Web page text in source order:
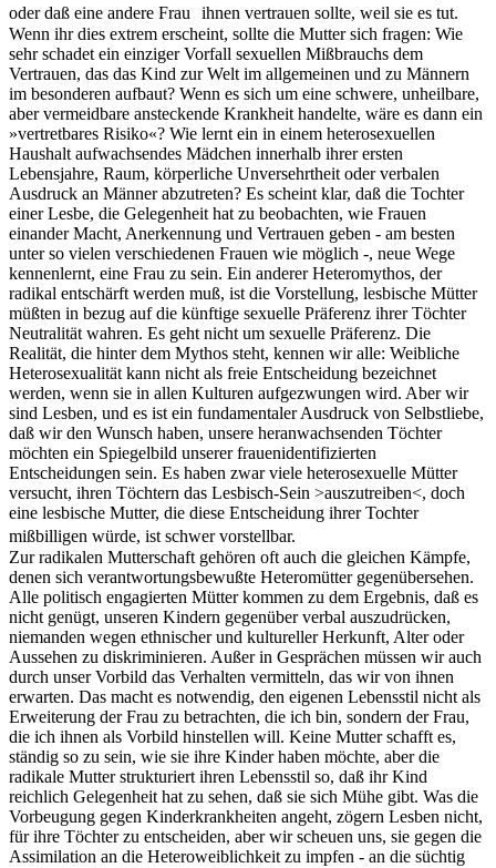
oder daß eine andere Frau ihnen vertrauen sollte, weil sie es tut.
Wenn ihr dies extrem erscheint, sollte die Mutter sich fragen: Wie
sehr schadet ein einziger Vorfall sexuellen Mißbrauchs dem
Vertrauen, das das Kind zur Welt im allgemeinen und zu Männern
im besonderen aufbaut? Wenn es sich um eine schwere, unheilbare,
aber vermeidbare ansteckende Krankheit handelte, wäre es dann ein
»vertretbares Risiko«? Wie lernt ein in einem heterosexuellen
Haushalt aufwachsendes Mädchen innerhalb ihrer ersten
Lebensjahre, Raum, körperliche Unversehrtheit oder verbalen
Ausdruck an Männer abzutreten? Es scheint klar, daß die Tochter
einer Lesbe, die Gelegenheit hat zu beobachten, wie Frauen
einander Macht, Anerkennung und Vertrauen geben - am besten
unter so vielen verschiedenen Frauen wie möglich -, neue Wege
kennenlernt, eine Frau zu sein. Ein anderer Heteromythos, der
radikal entschärft werden muß, ist die Vorstellung, lesbische Mütter
müßten in bezug auf die künftige sexuelle Präferenz ihrer Töchter
Neutralität wahren. Es geht nicht um sexuelle Präferenz. Die
Realität, die hinter dem Mythos steht, kennen wir alle: Weibliche
Heterosexualität kann nicht als freie Entscheidung bezeichnet
werden, wenn sie in allen Kulturen aufgezwungen wird. Aber wir
sind Lesben, und es ist ein fundamentaler Ausdruck von Selbstliebe,
daß wir den Wunsch haben, unsere heranwachsenden Töchter
möchten ein Spiegelbild unserer frauenidentifizierten
Entscheidungen sein. Es haben zwar viele heterosexuelle Mütter
versucht, ihren Töchtern das Lesbisch-Sein >auszutreiben<, doch
eine lesbische Mutter, die diese Entscheidung ihrer Tochter
mißbilligen würde, ist schwer vorstellbar.
Zur radikalen Mutterschaft gehören oft auch die gleichen Kämpfe,
denen sich verantwortungsbewußte Heteromütter gegenübersehen.
Alle politisch engagierten Mütter kommen zu dem Ergebnis, daß es
nicht genügt, unseren Kindern gegenüber verbal auszudrücken,
niemanden wegen ethnischer und kultureller Herkunft, Alter oder
Aussehen zu diskriminieren. Außer in Gesprächen müssen wir auch
durch unser Vorbild das Verhalten vermitteln, das wir von ihnen
erwarten. Das macht es notwendig, den eigenen Lebensstil nicht als
Erweiterung der Frau zu betrachten, die ich bin, sondern der Frau,
die ich ihnen als Vorbild hinstellen will. Keine Mutter schafft es,
ständig so zu sein, wie sie ihre Kinder haben möchte, aber die
radikale Mutter strukturiert ihren Lebensstil so, daß ihr Kind
reichlich Gelegenheit hat zu sehen, daß sie sich Mühe gibt. Was die
Vorbeugung gegen Kinderkrankheiten angeht, zögern Lesben nicht,
für ihre Töchter zu entscheiden, aber wir scheuen uns, sie gegen die
Assimilation an die Heteroweiblichkeit zu impfen - an die süchtig